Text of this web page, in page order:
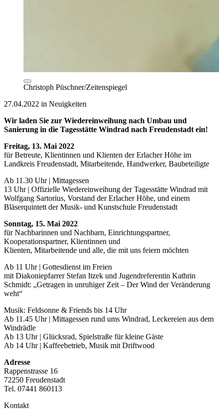
Christoph Püschner/Zeitenspiegel
27.04.2022 in Neuigkeiten
Wir laden Sie zur Wiedereinweihung nach Umbau und
Sanierung in die Tagesstätte Windrad nach Freudenstadt ein!
Freitag, 13. Mai 2022
für Betreute, Klientinnen und Klienten der Erlacher Höhe im
Landkreis Freudenstadt, Mitarbeitende, Handwerker, Baubeteiligte
Ab 11.30 Uhr | Mittagessen
13 Uhr | Offizielle Wiedereinweihung der Tagesstätte Windrad mit
Wolfgang Sartorius, Vorstand der Erlacher Höhe, und einem
Bläserquintett der Musik- und Kunstschule Freudenstadt
Sonntag, 15. Mai 2022
für Nachbarinnen und Nachbarn, Einrichtungspartner,
Kooperationspartner, Klientinnen und
Klienten, Mitarbeitende und alle, die mit uns feiern möchten
Ab 11 Uhr | Gottesdienst im Freien
mit Diakoniepfarrer Stefan Itzek und Jugendreferentin Kathrin
Schmidt: „Getragen in unruhiger Zeit – Der Wind der Veränderung
weht“
Musik: Feldsonne & Friends bis 14 Uhr
Ab 11.45 Uhr | Mittagessen rund ums Windrad, Leckereien aus dem
Windrädle
Ab 13 Uhr | Glücksrad, Spielstraße für kleine Gäste
Ab 14 Uhr | Kaffeebetrieb, Musik mit Driftwood
Adresse
Rappenstrasse 16
72250 Freudenstadt
Tel. 07441 860113
Kontakt